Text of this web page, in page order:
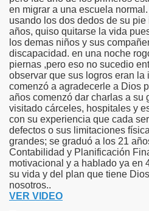
en migrar a una escuela
usando los dos dedos de su
años, quiso quitarse la vida
los demas niños y sus
discapacidad. en una noche
piernas ,pero eso no sucedio
observar que sus logros eran
comenzó a agradecerle a Dios
años comenzó dar charlas a su
visitado cárceles, hospitales y
con su experiencia que cada
defectos o sus limitaciones
grandes; se graduó a los 21
Contabilidad y Planificación
motivacional y a hablado ya en
su vida y del plan que tiene
nosotros..
VER VIDEO